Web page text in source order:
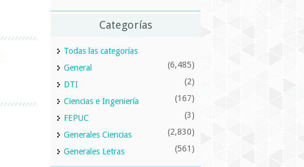
Categorías
Todas las categorías
General
(6,485)
DTI (2)
Ciencias e Ingeniería (167)
FEPUC (3)
Generales Ciencias (2,830)
Generales Letras (561)